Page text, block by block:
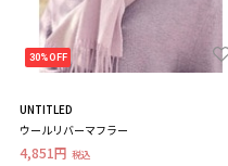
30%OFF
UNTITLED
ウールリバーマフラー
4,851円 税込